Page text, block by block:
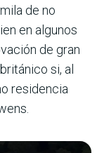
de no
en algunos
de gran
si, al
residencia